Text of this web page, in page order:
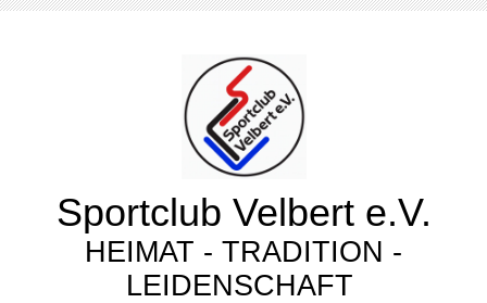
Sportclub Velbert e.V.
HEIMAT - TRADITION -
LEIDENSCHAFT